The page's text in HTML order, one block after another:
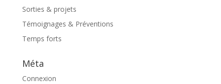
Sorties & projets
Témoignages & Préventions
Temps forts
Méta
Connexion